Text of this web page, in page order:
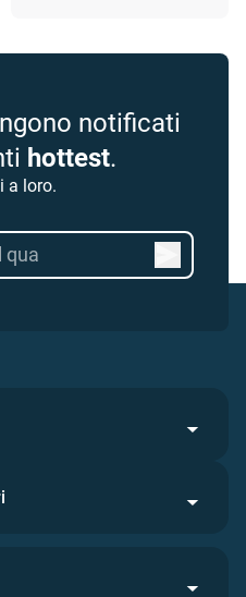
notificati
hottest.
a loro.